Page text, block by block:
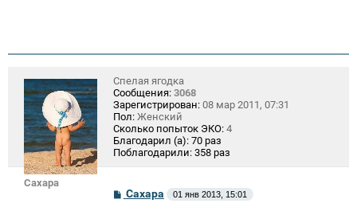
Сахара
Спелая ягодка
Сообщения: 3068
Зарегистрирован: 08 мар 2011, 07:31
Пол: Женский
Сколько попыток ЭКО: 4
Благодарил (а): 70 раз
Поблагодарили: 358 раз
ССахара 01 янв 2013, 15:01